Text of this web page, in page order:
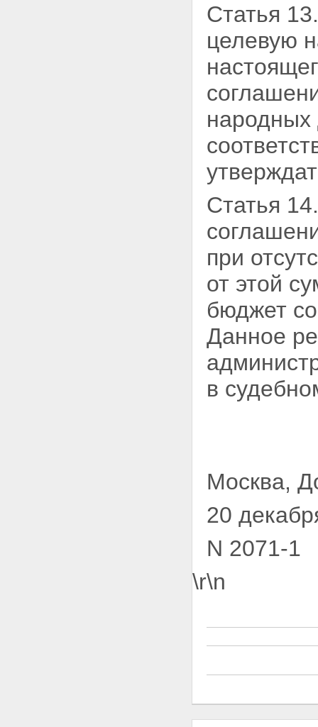
Статья
целевую
народных
Статья
при
от этой
бюджет
Данное
в
Москва,
20
N 2071-1
\r\n